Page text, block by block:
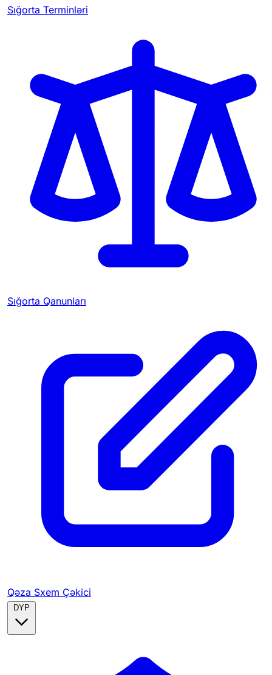
Sığorta Terminləri
Sığorta Qanunları
Qəza Sxem Çəkici
DYP